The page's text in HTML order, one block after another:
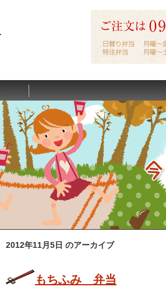
2012年11月5日 のアーカイブ
もちふみ 弁当